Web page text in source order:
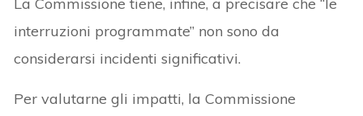
interruzioni programmate” non sono da
considerarsi incidenti significativi.
Per valutarne gli impatti, la Commissione